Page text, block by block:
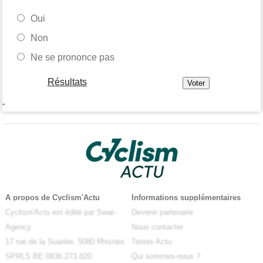
Oui
Non
Ne se prononce pas
Résultats
-
A propos de Cyclism'Actu
Cyclism'Actu est édité par Swar-
Agency
17 rue de la Suarlée, 5080 Rhisnes
SPRLS BE 0836.273.820
Informations supplémentaires
Devenir partenaire
Nous contacter
Tennis Actu
Qui sommes-nous ?